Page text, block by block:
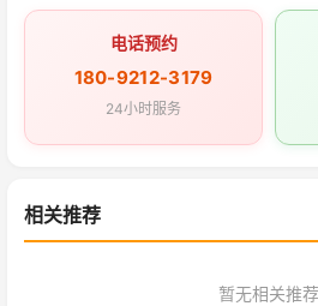
电话预约
180-9212-3179
24小时服务
相关推荐
暂无相关推荐